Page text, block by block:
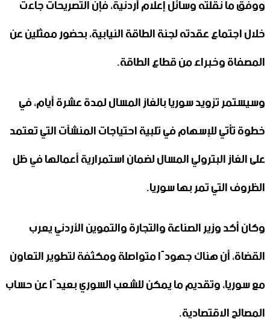
خلال اجتماع عقدته لجنة الطاقة النيابية، بحضور ممثلين عن
المصفاة وخبراء من قطاع الطاقة.
وسيستمر تزويد سوريا بالغاز المسال لمدة عشرة أيام، في
خطوة تأتي للإسهام في تلبية احتياجات المنشآت التي تعتمد
على الغاز البترولي المسال لضمان استمرارية أعمالها في ظل
الظروف التي تمر بها سوريا.
وكان أكد وزير الصناعة والتجارة والتموين الأردني يعرب
القضاة، أن هناك جهودًا متواصلة ومكثفة لتطوير التعاون
مع سوريا، وتقديم ما يمكن للشعب السوري بعيدًا عن حساب
المصالح الاقتصادية.